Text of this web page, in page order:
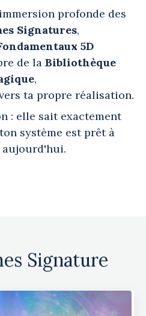
profonde des
Signatures,
5D
de la Bibliothèque
,
ta propre réalisation.
: elle sait exactement
système est prêt à
Signature